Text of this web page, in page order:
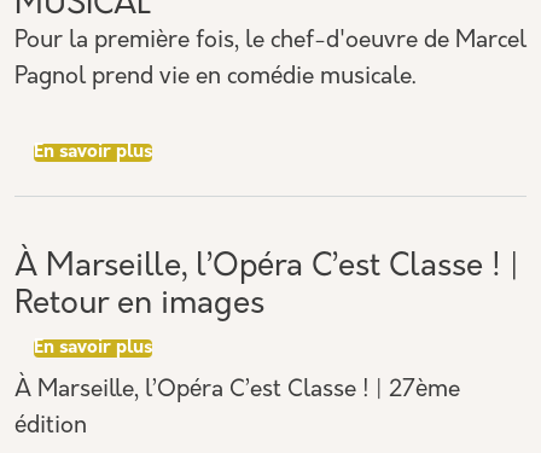
Pour la première fois, le chef-d'oeuvre de Marcel
Pagnol prend vie en comédie musicale.
En savoir plussur MANON DES SOURCES, LE MUSICAL
À Marseille, l’Opéra C’est Classe ! |
Retour en images
En savoir plussur À Marseille, l’Opéra C’est Classe ! |
À Marseille, l’Opéra C’est Classe ! | 27ème
édition